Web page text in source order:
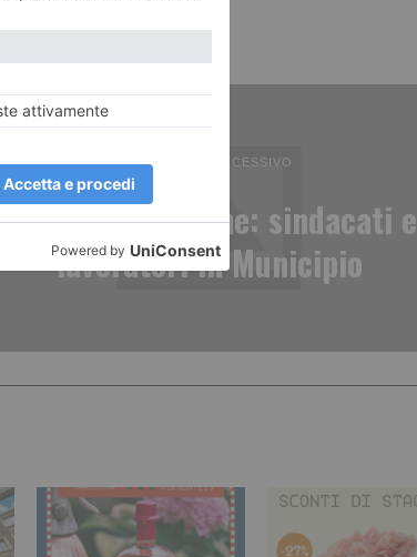
ARTICOLO SUCCESSIVO
Mense scolastiche: sindacati e
lavoratori in Municipio